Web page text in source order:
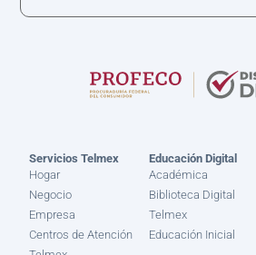
Servicios Telmex
Hogar
Negocio
Empresa
Centros de Atención
Educación Digital
Académica
Biblioteca Digital
Telmex
Educación Inicial